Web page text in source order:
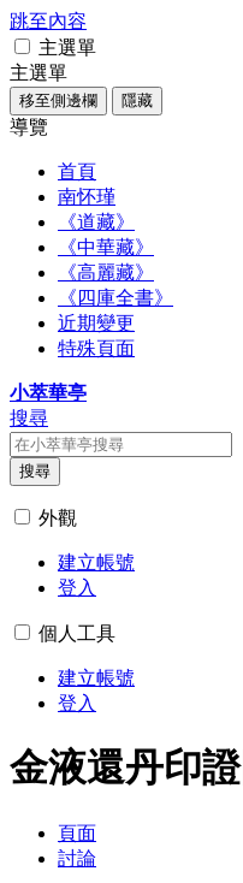
跳至內容
主選單
主選單
移至側邊欄 隱藏
導覽
首頁
南怀瑾
《道藏》
《中華藏》
《高麗藏》
《四庫全書》
近期變更
特殊頁面
小萃華亭
搜尋
搜尋
外觀
建立帳號
登入
個人工具
建立帳號
登入
金液還丹印
頁面
討論